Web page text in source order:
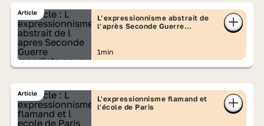
Article
L’expressionnisme abstrait de
l’après Seconde Guerre
1min
Article
L'expressionnisme flamand et
l'école de Paris